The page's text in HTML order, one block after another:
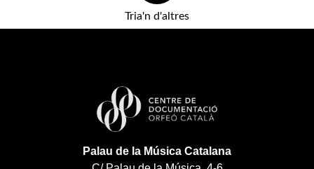
Tria'n d'altres
Palau de la Música Catalana